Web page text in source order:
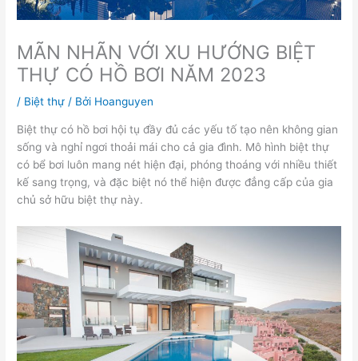
MÃN NHÃN VỚI XU HƯỚNG BIỆT
THỰ CÓ HỒ BƠI NĂM 2023
/ Biệt thự / Bởi Hoanguyen
Biệt thự có hồ bơi hội tụ đầy đủ các yếu tố tạo nên không gian
sống và nghỉ ngơi thoải mái cho cả gia đình. Mô hình biệt thự
có bể bơi luôn mang nét hiện đại, phóng thoáng với nhiều thiết
kế sang trọng, và đặc biệt nó thể hiện được đẳng cấp của gia
chủ sở hữu biệt thự này.